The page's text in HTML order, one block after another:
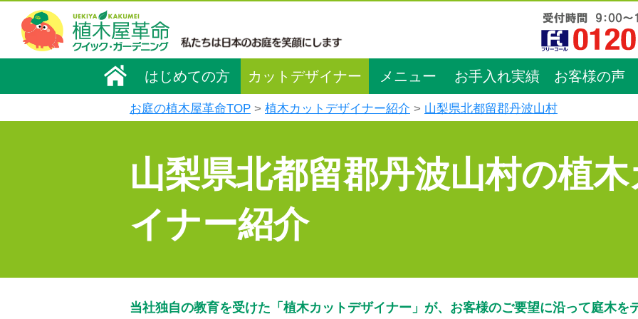
はじめての方 カットデザイナー メニュー お手入れ実績 お客様の声
お庭の植木屋革命TOP 植木カットデザイナー紹介 山梨県北都留郡丹波山村
山梨県北都留郡丹波山村の植
イナー紹介
当社独自の教育を受けた「植木カットデザイナー」が、お客様のご要望に沿って庭木を